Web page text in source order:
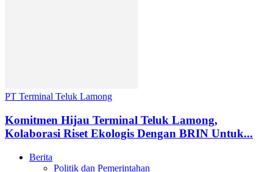
PT Terminal Teluk Lamong
Komitmen Hijau Terminal Teluk Lamong,
Kolaborasi Riset Ekologis Dengan BRIN Untuk...
Berita
Politik dan Pemerintahan